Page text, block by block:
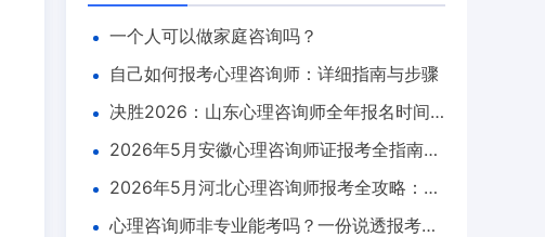
一个人可以做家庭咨询吗？
自己如何报考心理咨询师：详细指南与步骤
决胜2026：山东心理咨询师全年报名时间
及报考深度指南
2026年5月安徽心理咨询师证报考全指南：
截止5月20日，速览条件与流程
2026年5月河北心理咨询师报考全攻略：截
止时间、条件详解与百思可瑞教育备考指南
心理咨询师非专业能考吗？一份说透报考条